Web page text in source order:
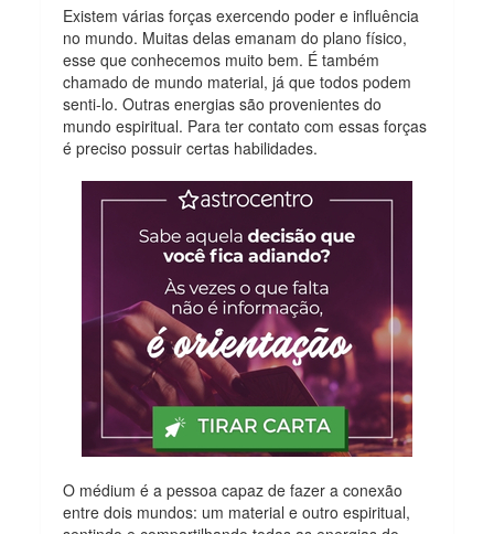
Existem várias forças exercendo poder e influência
no mundo. Muitas delas emanam do plano físico,
esse que conhecemos muito bem. É também
chamado de mundo material, já que todos podem
senti-lo. Outras energias são provenientes do
mundo espiritual. Para ter contato com essas forças
é preciso possuir certas habilidades.
O médium é a pessoa capaz de fazer a conexão
entre dois mundos: um material e outro espiritual,